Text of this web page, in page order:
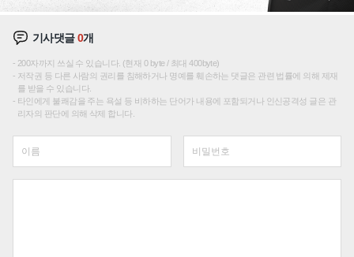
기사댓글0개
200자까지 쓰실 수 있습니다. (현재 0 byte / 최대 400byte)
저작권 등 다른 사람의 권리를 침해하거나 명예를 훼손하는 댓글은 관련 법률에 의해 제재
를 받을 수 있습니다.
타인에게 불쾌감을 주는 욕설 등 비하하는 단어가 내용에 포함되거나 인신공격성 글은 관
리자의 판단에 의해 삭제 합니다.